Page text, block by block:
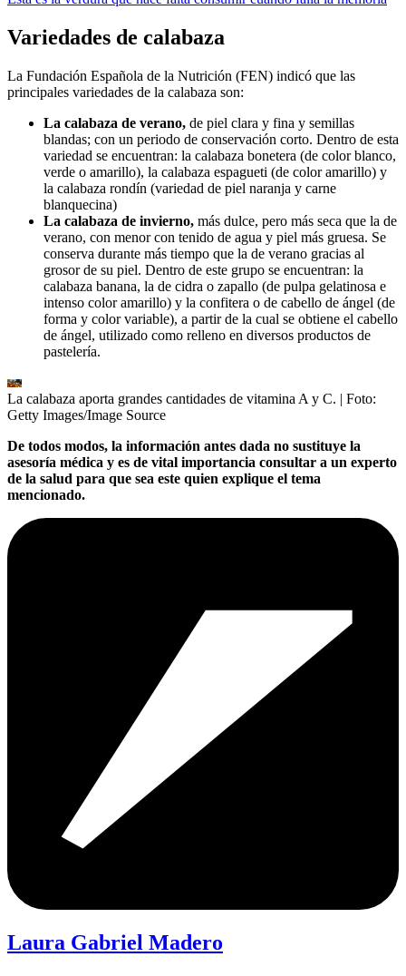
Variedades de calabaza
La Fundación Española de la Nutrición (FEN) indicó que las
principales variedades de la calabaza son:
La calabaza de verano, de piel clara y fina y semillas
blandas; con un periodo de conservación corto. Dentro de esta
variedad se encuentran: la calabaza bonetera (de color blanco,
verde o amarillo), la calabaza espagueti (de color amarillo) y
la calabaza rondín (variedad de piel naranja y carne
blanquecina)
La calabaza de invierno, más dulce, pero más seca que la de
verano, con menor con tenido de agua y piel más gruesa. Se
conserva durante más tiempo que la de verano gracias al
grosor de su piel. Dentro de este grupo se encuentran: la
calabaza banana, la de cidra o zapallo (de pulpa gelatinosa e
intenso color amarillo) y la confitera o de cabello de ángel (de
forma y color variable), a partir de la cual se obtiene el cabello
de ángel, utilizado como relleno en diversos productos de
pastelería.
La calabaza aporta grandes cantidades de vitamina A y C. | Foto:
Getty Images/Image Source
De todos modos, la información antes dada no sustituye la
asesoría médica y es de vital importancia consultar a un experto
de la salud para que sea este quien explique el tema
mencionado.
Laura Gabriel Madero